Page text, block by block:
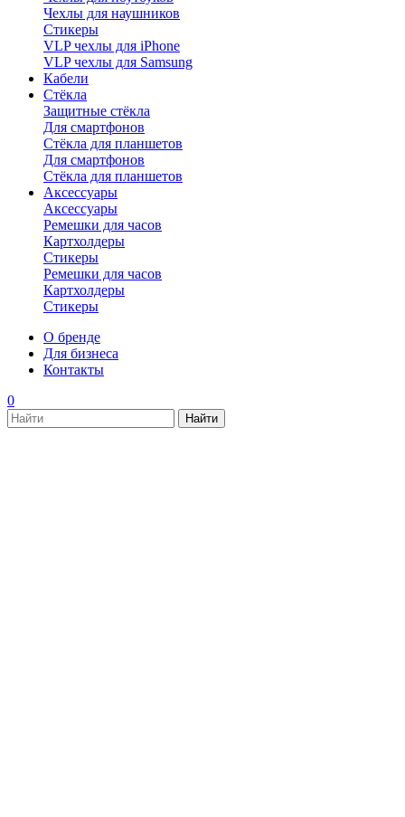
Чехлы для наушников
Стикеры
VLP чехлы для iPhone
VLP чехлы для Samsung
Кабели
Стёкла
Защитные стёкла
Для смартфонов
Стёкла для планшетов
Для смартфонов
Стёкла для планшетов
Аксессуары
Аксессуары
Ремешки для часов
Картхолдеры
Стикеры
Ремешки для часов
Картхолдеры
Стикеры
О бренде
Для бизнеса
Контакты
0